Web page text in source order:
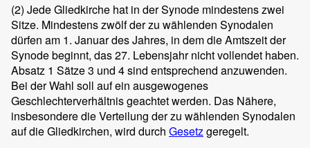
(2) Jede Gliedkirche hat in der Synode mindestens zwei
Sitze. Mindestens zwölf der zu wählenden Synodalen
dürfen am 1. Januar des Jahres, in dem die Amtszeit der
Synode beginnt, das 27. Lebensjahr nicht vollendet haben.
Absatz 1 Sätze 3 und 4 sind entsprechend anzuwenden.
Bei der Wahl soll auf ein ausgewogenes
Geschlechterverhältnis geachtet werden. Das Nähere,
insbesondere die Verteilung der zu wählenden Synodalen
auf die Gliedkirchen, wird durch Gesetzgeregelt.